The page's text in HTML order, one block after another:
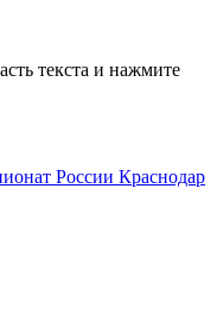
текста и нажмите
России Краснодар